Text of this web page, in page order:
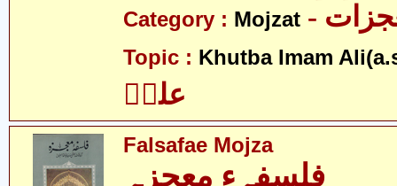
Category : Mojzat
Topic : Khutba Imam
علیؑ
Falsafae Mojza